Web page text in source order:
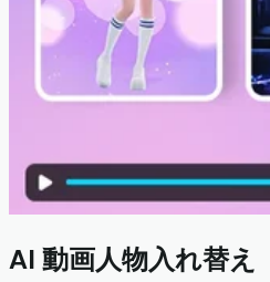
AI 動画人物入れ替え